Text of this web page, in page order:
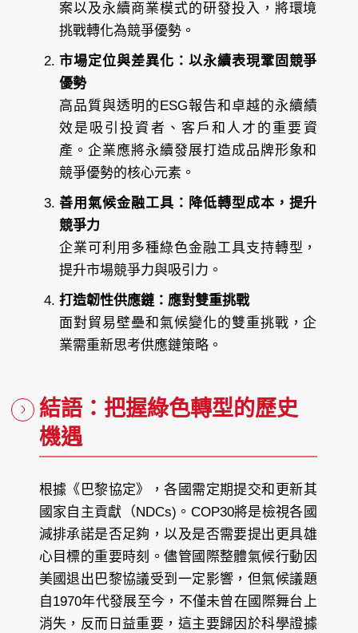
案以及永續商業模式的研發投入，將環境
挑戰轉化為競爭優勢。
市場定位與差異化：以永續表現鞏固競爭
優勢
高品質與透明的ESG報告和卓越的永續績
效是吸引投資者、客戶和人才的重要資
產。企業應將永續發展打造成品牌形象和
競爭優勢的核心元素。
善用氣候金融工具：降低轉型成本，提升
競爭力
企業可利用多種綠色金融工具支持轉型，
提升市場競爭力與吸引力。
打造韌性供應鏈：應對雙重挑戰
面對貿易壁壘和氣候變化的雙重挑戰，企
業需重新思考供應鏈策略。
結語：把握綠色轉型的歷史
機遇
根據《巴黎協定》，各國需定期提交和更新其
國家自主貢獻（NDCs)。COP30將是檢視各國
減排承諾是否足夠，以及是否需要提出更具雄
心目標的重要時刻。儘管國際整體氣候行動因
美國退出巴黎協議受到一定影響，但氣候議題
自1970年代發展至今，不僅未曾在國際舞台上
消失，反而日益重要，這主要歸因於科學證據